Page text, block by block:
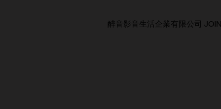
醉音影音生活企業有限公司